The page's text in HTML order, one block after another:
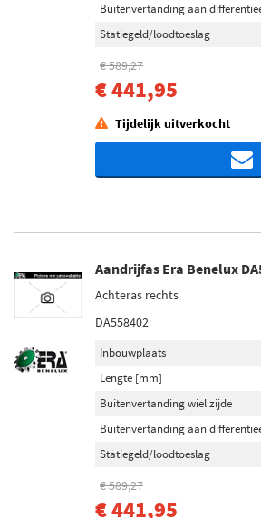
Buitenvertanding aan
Statiegeld/loodtoeslag
€ 589,27
€ 441,95
Tijdelijk uitverkocht
Aandrijfas Era Benelux
Achteras rechts
DA558402
Inbouwplaats
Lengte [mm]
Buitenvertanding wiel zijde
Buitenvertanding aan
Statiegeld/loodtoeslag
€ 589,27
€ 441,95